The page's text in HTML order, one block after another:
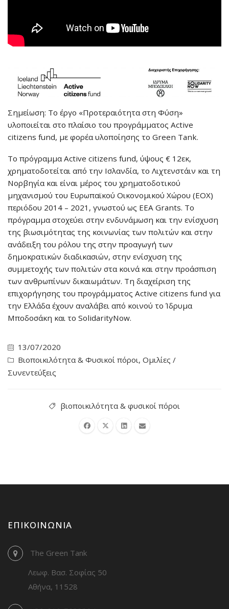
Σημείωση: Το έργο «Προτεραιότητα στη Φύση»
υλοποιείται στο πλαίσιο του προγράμματος Active
citizens fund, με φορέα υλοποίησης το Green Tank.
Το πρόγραμμα Active citizens fund, ύψους € 12εκ,
χρηματοδοτείται από την Ισλανδία, το Λιχτενστάιν και τη
Νορβηγία και είναι μέρος του χρηματοδοτικού
μηχανισμού του Ευρωπαϊκού Οικονομικού Χώρου (ΕΟΧ)
περιόδου 2014 – 2021, γνωστού ως EEA Grants. Το
πρόγραμμα στοχεύει στην ενδυνάμωση και την ενίσχυση
της βιωσιμότητας της κοινωνίας των πολιτών και στην
ανάδειξη του ρόλου της στην προαγωγή των
δημοκρατικών διαδικασιών, στην ενίσχυση της
συμμετοχής των πολιτών στα κοινά και στην προάσπιση
των ανθρωπίνων δικαιωμάτων. Τη διαχείριση της
επιχορήγησης του προγράμματος Active citizens fund για
την Ελλάδα έχουν αναλάβει από κοινού το Ίδρυμα
Μποδοσάκη και το SolidarityNow.
13/07/2020
Βιοποικιλότητα & Φυσικοί πόροι, Ομιλίες /
Συνεντεύξεις
βιοποικιλότητα & φυσικοί πόροι
ΕΠΙΚΟΙΝΩΝΊΑ
The Green Tank
Λεωφ. Βασ. Σοφίας 50
Αθήνα, 11528